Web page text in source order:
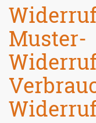
Muster-